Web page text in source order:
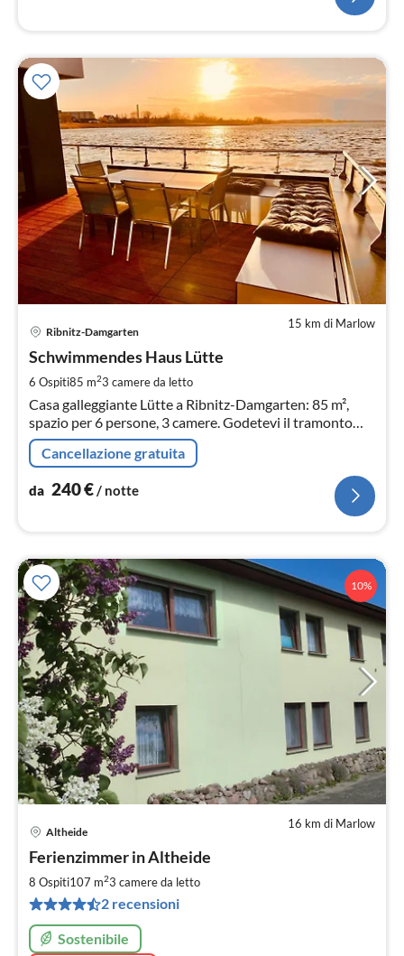
15 km di Marlow
Ribnitz-Damgarten
Schwimmendes Haus Lütte
6 Ospiti85 m23 camere da letto
Casa galleggiante Lütte a Ribnitz-Damgarten: 85 m²,
spazio per 6 persone, 3 camere. Godetevi il tramonto
sulla terrazza sul tetto con vista sul Bodden.
Cancellazione gratuita
da 240€ / notte
10%
16 km di Marlow
Altheide
Ferienzimmer in Altheide
8 Ospiti107 m23 camere da letto
2 recensioni
Sostenibile